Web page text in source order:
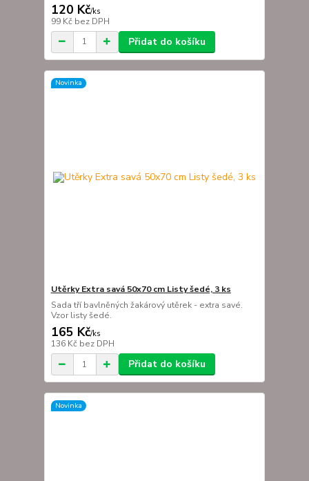
120 Kč/ks
99 Kč bez DPH
Přidat do košíku
Novinka
Utěrky Extra savá 50x70 cm Listy šedé, 3 ks
Sada tří bavlněných žakárový utěrek - extra savé.
Vzor listy šedé.
165 Kč/ks
136 Kč bez DPH
Přidat do košíku
Novinka